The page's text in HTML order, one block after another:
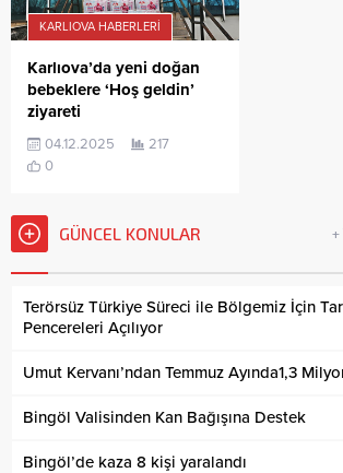
KARLIOVA HABERLERI
Karlıova’da yeni doğan
bebeklere ‘Hoş geldin’
ziyareti
04.12.2025
217
0
GÜNCEL KONULAR +
Terörsüz Türkiye Süreci ile Bölgemiz İçin
Pencereleri Açılıyor
Umut Kervanı’ndan Temmuz Ayında1,3
Bingöl Valisinden Kan Bağışına Destek
Bingöl’de kaza 8 kişi yaralandı